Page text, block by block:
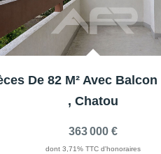
, Chatou
363 000 €
dont 3,71% TTC d'honoraires